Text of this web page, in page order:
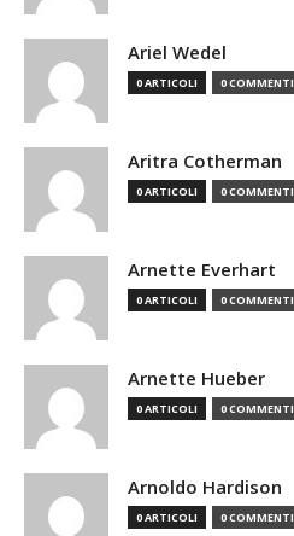
Ariel Wedel
0 ARTICOLI 0 COMMENTI
Aritra Cotherman
0 ARTICOLI 0 COMMENTI
Arnette Everhart
0 ARTICOLI 0 COMMENTI
Arnette Hueber
0 ARTICOLI 0 COMMENTI
Arnoldo Hardison
0 ARTICOLI 0 COMMENTI